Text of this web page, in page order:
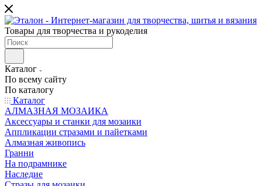
Товары для творчества и рукоделия
Каталог
По всему сайту
По каталогу
Каталог
АЛМАЗНАЯ МОЗАИКА
Аксессуары и станки для мозаики
Аппликации стразами и пайетками
Алмазная живопись
Гранни
На подрамнике
Наследие